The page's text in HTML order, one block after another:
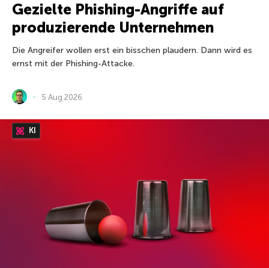
Gezielte Phishing-Angriffe auf
produzierende Unternehmen
Die Angreifer wollen erst ein bisschen plaudern. Dann wird es
ernst mit der Phishing-Attacke.
5 Aug 2026
KI